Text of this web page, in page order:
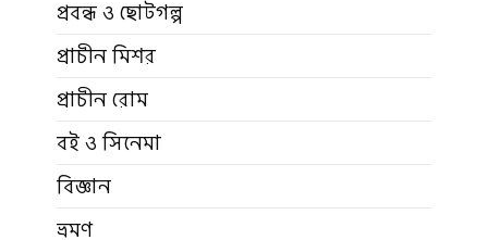
প্রবন্ধ ও ছোটগল্প
প্রাচীন মিশর
প্রাচীন রোম
বই ও সিনেমা
বিজ্ঞান
ভ্রমণ